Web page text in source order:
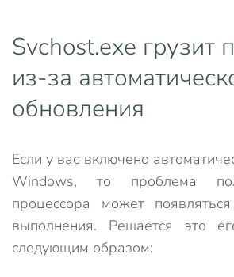
Svchost.exe грузит
из-за
обновления
Если у вас включено
Windows, то проблема
процессора может
выполнения. Решается это
следующим образом: